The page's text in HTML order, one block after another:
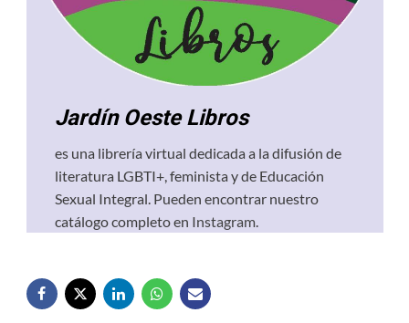
Jardín Oeste Libros
es una librería virtual dedicada a la difusión de
literatura LGBTI+, feminista y de Educación
Sexual Integral. Pueden encontrar nuestro
catálogo completo en Instagram.